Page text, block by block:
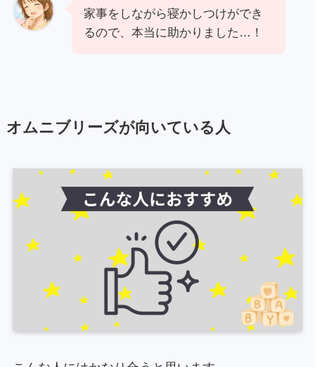
家事をしながら寝かしつけができ
るので、本当に助かりました…！
オムニブリーズが向いている人